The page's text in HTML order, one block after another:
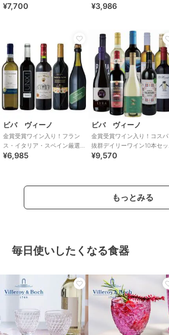
¥7,700 ¥3,986
ビバ ヴィーノ
金賞受賞ワイン入り！フラン
ス・イタリア・スペイン厳選
ワイン5本セット
¥6,985
ビバ ヴィーノ
金賞受賞ワイン入り！コスパ
抜群デイリーワイン10本セッ
ト
¥9,570
もっとみる
毎日使いしたくなる食器